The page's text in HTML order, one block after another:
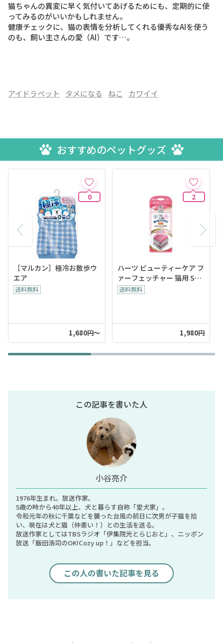
猫ちゃんの異変に早く気付いてあげるためにも、定期的に使
ってみるのがいいかもしれません。
健康チェックに、猫の表情を分析してくれる優秀なAIを使う
のも、飼い主さんの愛（AI）です…。
アイドラペット タメになる ねこ カワイイ
おすすめのペットグッズ
0
［マルカン］極冷お散歩ウ
エア
1,680円～
2
ハーツ ビューティーケア フ
ァーフェッチャー 猫用 Sサ
イズ
1,980円
この記事を書いた人
小谷亮介
1976年生まれ。放送作家。
5歳の時から40年以上、犬と暮らす自称「愛犬家」。
令和元年の秋に千葉などを襲った台風の前日に次男が子猫を拾
い、現在は犬と猫（仲悪い！）との生活を送る。
放送作家としてはTBSラジオ「伊集院光とらじおと」、ニッポン
放送「飯田浩司のOK!Cozy up！」などを担当。
この人の書いた記事を見る